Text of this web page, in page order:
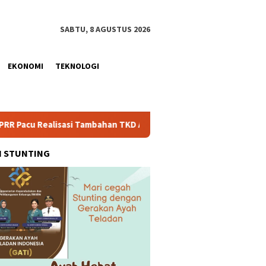
SABTU, 8 AGUSTUS 2026
EKONOMI TEKNOLOGI
Tambahan TKD Aceh Rp1,65 Triliun, Pastikan Transparan
STUNTING